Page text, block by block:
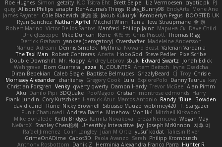
Roe Hughes Simon getzity K.O Tsitra Eht Brett Seipel Liz Vermoesen cryptic pk PJ
quig Allison Philips anaptr RenAzuma's Things Risky_Bunny98 EndyArts Mone Ane
James Paynter Cole Blazevich 家維 張 Jakub Kukuryk Kemberlyn Pegus BOOSTED UK
Ryan Sanchez Nathan Apffel Mitchell Winn Tania Ieva Straupmane 金 康
Robert Marino Victor De los Santos Manfred Philipp Jainz Марина Ск Dave Child
UncleJesseppe Mike Duncan Rene 名氏 无 Chris Priscott Thomas Rigg
Derrick Graham yankee (derogatory) Overshafter Madeleine Andersson
Nahuel Adreani Dennis Smolek Mythina Noward Beast Valerian Vardania
The Taxi Man
Robert Contreras Azerta HoboGod Steve Pedler PixelScribe
Double Downshift Mr. Happy Andrey Lebrov sbuk Edward Swartz
Jonah Edick
Wahrgrave Dom Guerrera Jazza N_COUNTER Artem Beitsch
Iryna Osadcha
Diran Bebekian Caleb Slagle Baptiste Belmudes GrizzlyBeard CJ Troy Chrisie
Morrissey Alexander charliehsy Gregory Cook Lulu ExplorePolo Danny Taurus kay
Christian Forsgren Venky qwerty qwerty Damon Hardy Trevor McGee Alan Pimm
Aku Danilo Pipi 3DQuake PooMagoo Cristian montrose edmonds Harry
Frank Lundin Cory Kutschker Harnick Atur Marcos Antonio Randy "Blue" Bowden
david curiel
Rune Nicky Brownell Sibusiso Mauze wpbirney420 T. Stargazer
Punit Chaturvedi Andrew Barrie Minehow Mon1k4 Mitchell Kirkwood
Mike Bonafede Keith Bridges Kamila Novakova Tereza Nemcova Wogan May
NefaroX Stanley Chen榕樹 Unearthly Interactive Jay Joseph McKinnon
지후 이
Rafael Jimenez Colin Langley Juan M Ortiz yusuf kodat Taliesin River
GrimeOnADime Cabot3D Paola Avanzo Sarah Philipp Krombusch
Anthony Rosbottom Danik Z Herminia Alexandra Franco Parra Hunter R